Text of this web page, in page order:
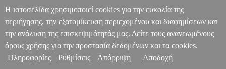
Η ιστοσελίδα χρησιμοποιεί cookies για την ευκολία της
περιήγησης, την εξατομίκευση περιεχομένου και διαφημίσεων και
την ανάλυση της επισκεψιμότητάς μας. Δείτε τους ανανεωμένους
όρους χρήσης για την προστασία δεδομένων και τα cookies.
Πληροφορίες
Ρυθμίσεις Απόρριψη Αποδοχή